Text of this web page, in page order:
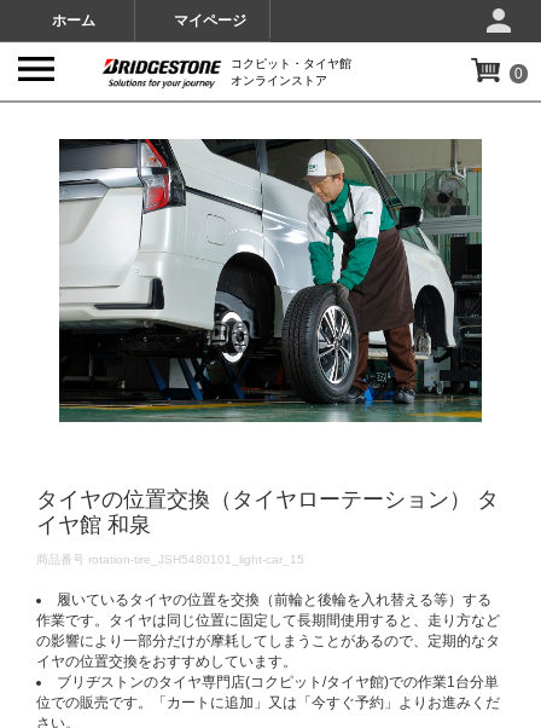
ホーム マイページ
コクピット・タイヤ館
オンラインストア
0
タイヤの位置交換（タイヤローテーション） タ
イヤ館 和泉
DETAILS
商品番号 rotation-tire_JSH5480101_light-car_15
履いているタイヤの位置を交換（前輪と後輪を入れ替える等）する
作業です。タイヤは同じ位置に固定して長期間使用すると、走り方など
の影響により一部分だけが摩耗してしまうことがあるので、定期的なタ
イヤの位置交換をおすすめしています。
ブリヂストンのタイヤ専門店(コクピット/タイヤ館)での作業1台分単
位での販売です。「カートに追加」又は「今すぐ予約」よりお進みくだ
さい。